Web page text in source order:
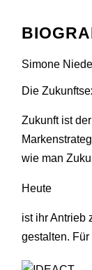
Simone
Die
Zukunft ist
wie man
Heute
ist ihr Antrieb
gestalten.